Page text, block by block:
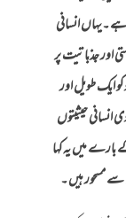
۔یہاں انسانی
اور جذباتیت پر
ایک طویل اور
حیثیتوں
میں یہ کہا
سے مسحور ہیں ۔